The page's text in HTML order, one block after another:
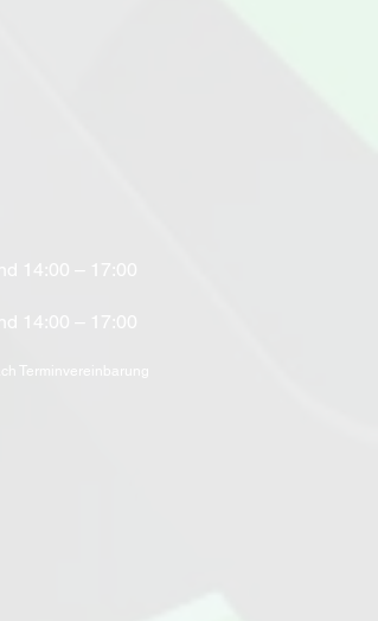
14:00 – 17:00
14:00 – 17:00
Terminvereinbarung